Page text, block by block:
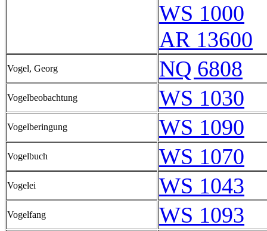
WS 1000
AR 13600
Vogel, Georg NQ 6808
Vogelbeobachtung WS 1030
Vogelberingung WS 1090
Vogelbuch WS 1070
Vogelei WS 1043
Vogelfang WS 1093